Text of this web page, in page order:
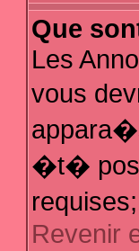
Que
Les
vous
�t�
Revenir